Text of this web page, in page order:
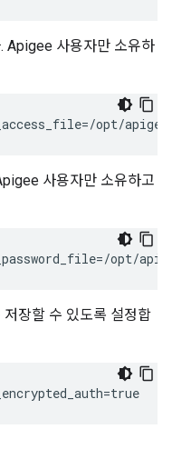
Apigee 사용자만 소유하
opt/
사용자만 소유하고
opt/
장할 수 있도록 설정합